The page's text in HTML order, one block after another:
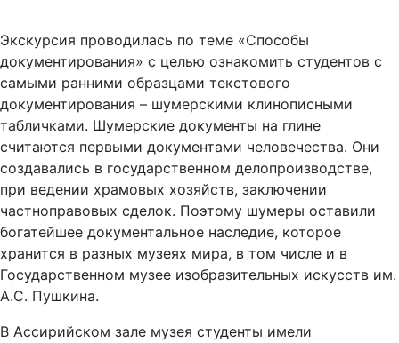
Экскурсия проводилась по теме «Способы
документирования» с целью ознакомить студентов с
самыми ранними образцами текстового
документирования – шумерскими клинописными
табличками. Шумерские документы на глине
считаются первыми документами человечества. Они
создавались в государственном делопроизводстве,
при ведении храмовых хозяйств, заключении
частноправовых сделок. Поэтому шумеры оставили
богатейшее документальное наследие, которое
хранится в разных музеях мира, в том числе и в
Государственном музее изобразительных искусств им.
А.С. Пушкина.
В Ассирийском зале музея студенты имели